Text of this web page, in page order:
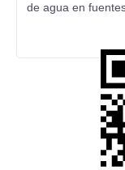
de agua en